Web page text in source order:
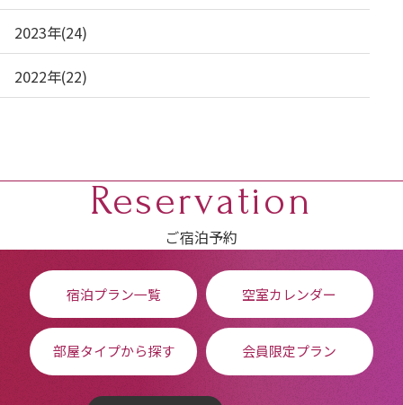
2023年(24)
2022年(22)
Reservation
ご宿泊予約
宿泊プラン一覧 空室カレンダー
部屋タイプから探す 会員限定プラン